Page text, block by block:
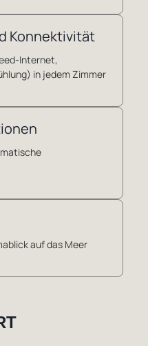
Konnektivität
Internet,
in jedem Zimmer
auf das Meer